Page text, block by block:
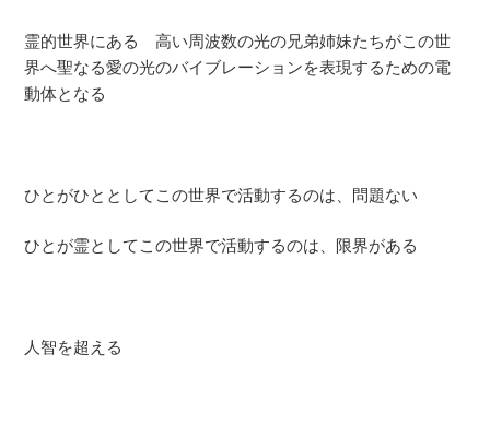
霊的世界にある 高い周波数の光の兄弟姉妹たちがこの世
界へ聖なる愛の光のバイブレーションを表現するための電
動体となる
ひとがひととしてこの世界で活動するのは、問題ない
ひとが霊としてこの世界で活動するのは、限界がある
人智を超える